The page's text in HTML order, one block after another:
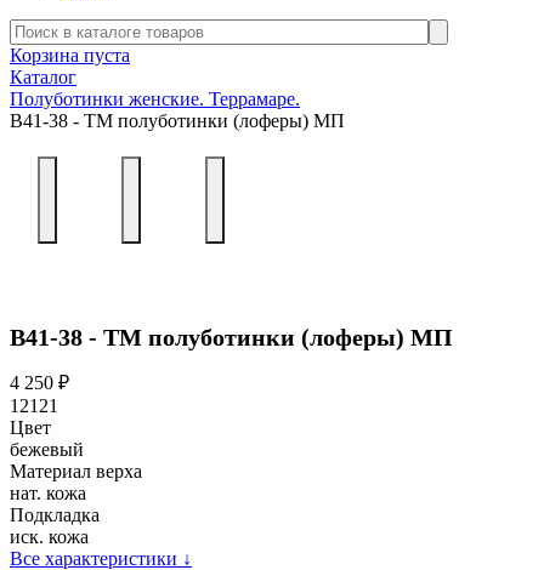
Корзина пуста
Каталог
Полуботинки женские. Террамаре.
В41-38 - ТМ полуботинки (лоферы) МП
В41-38 - ТМ полуботинки (лоферы) МП
4 250 ₽
12121
Цвет
бежевый
Материал верха
нат. кожа
Подкладка
иск. кожа
Все характеристики ↓